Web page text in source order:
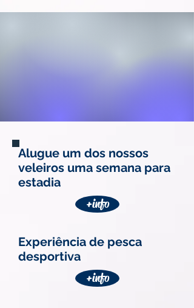
Alugue um dos nossos
veleiros uma semana para
estadia
+info
Experiência de pesca
desportiva
+info